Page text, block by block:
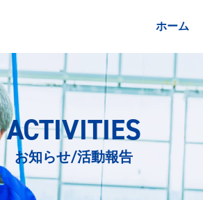
ホーム
ACTIVITIES
お知らせ/活動報告